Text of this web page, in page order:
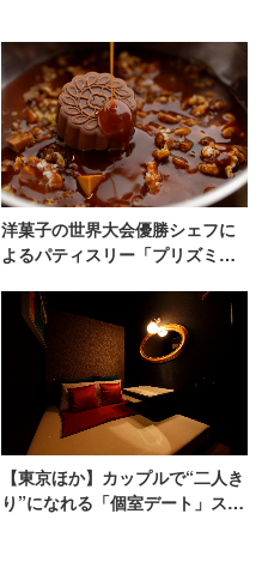
洋菓子の世界大会優勝シェフに
よるパティスリー「プリズミッ
【東京ほか】カップルで“二人き
り”になれる「個室デート」スポ